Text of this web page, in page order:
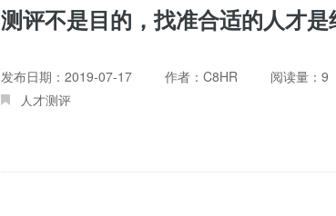
测评不是目的，找准合适的人才是
发布日期：2019-07-17 作者：C8HR
阅读量：9
人才测评